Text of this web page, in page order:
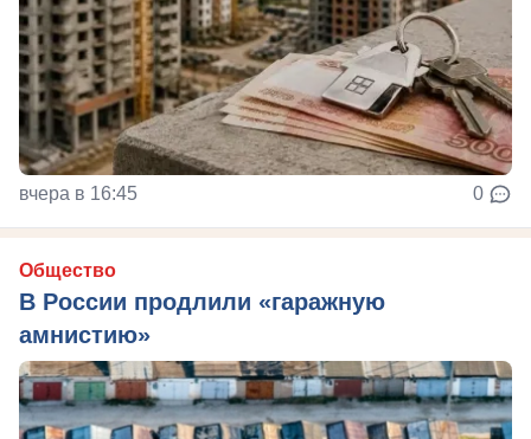
вчера в 16:45 0
Общество
В России продлили «гаражную
амнистию»